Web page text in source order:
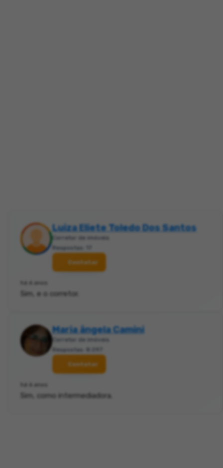
Luiza Eliete Toledo Dos Santos
Corretor de imóveis
Respostas: 17
Contatar
há 6 anos
Sim, e o corretor.
Maria ângela Camini
Corretor de imóveis
Respostas: 8.097
Contatar
há 6 anos
Sim, como intermediadora.